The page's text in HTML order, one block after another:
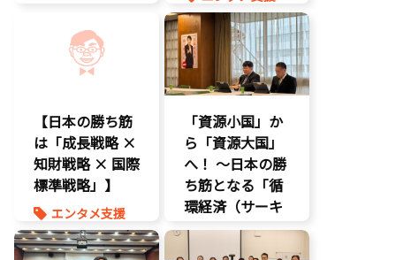
経済政策
著作権
経済政策
エンタメ産業
促進
報道記事
知的財産
経済政策
【日本の勝ち筋
は「成長戦略 ×
知財戦略 × 国際
標準戦略」】
エンタメ支援
エンタメ産業
促進
「資源小国」か
ら「資源大国」
へ！ 〜日本の勝
ち筋となる「循
環経済（サーキ
ュラーエコノミ
ー）」とは？〜